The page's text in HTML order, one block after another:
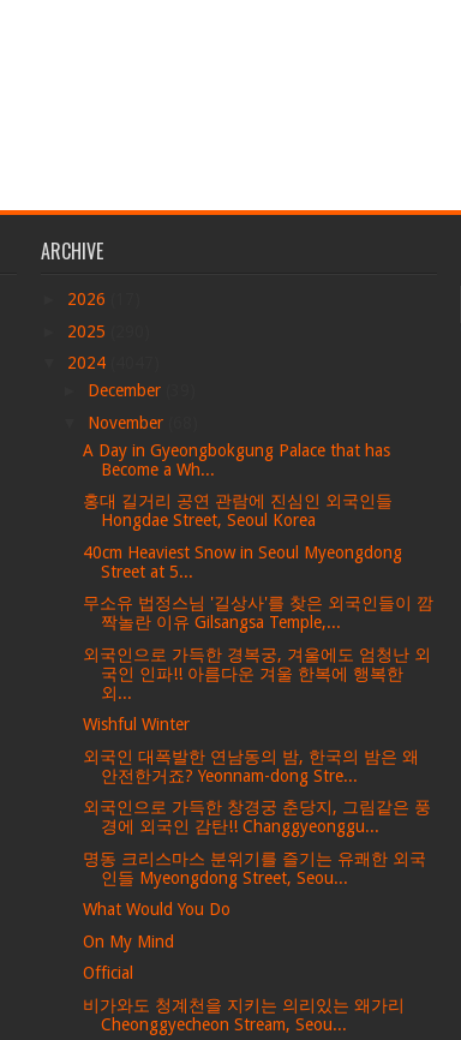
ARCHIVE
2026
2025
2024
December
November
A Day in Gyeongbokgung Palace that has
Become a Wh...
홍대 길거리 공연 관람에 진심인 외국인들
Hongdae Street, Seoul Korea
40cm Heaviest Snow in Seoul Myeongdong
Street at 5...
무소유 법정스님 '길상사'를 찾은 외국인들이 깜
짝놀란 이유 Gilsangsa Temple,...
외국인으로 가득한 경복궁, 겨울에도 엄청난 외
국인 인파!! 아름다운 겨울 한복에 행복한
외...
Wishful Winter
외국인 대폭발한 연남동의 밤, 한국의 밤은 왜
안전한거죠? Yeonnam-dong Stre...
외국인으로 가득한 창경궁 춘당지, 그림같은 풍
경에 외국인 감탄!! Changgyeonggu...
명동 크리스마스 분위기를 즐기는 유쾌한 외국
인들 Myeongdong Street, Seou...
What Would You Do
On My Mind
Official
비가와도 청계천을 지키는 의리있는 왜가리
Cheonggyecheon Stream, Seou...